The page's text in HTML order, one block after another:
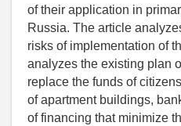
of their application in
Russia. The article
risks of implementation of
analyzes the existing plan
replace the funds of
of apartment buildings,
of financing that minimize